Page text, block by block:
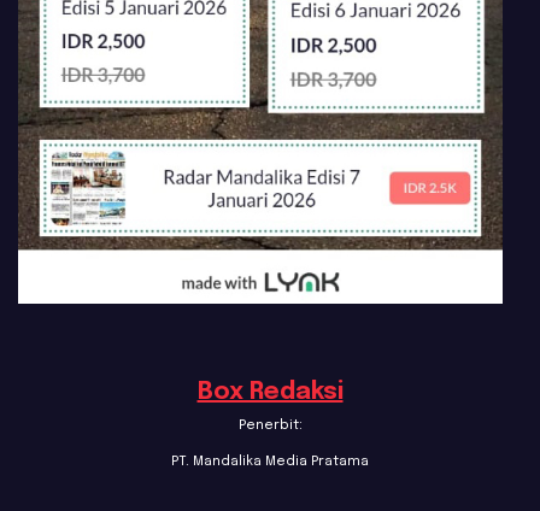
Box Redaksi
Penerbit:
PT. Mandalika Media Pratama